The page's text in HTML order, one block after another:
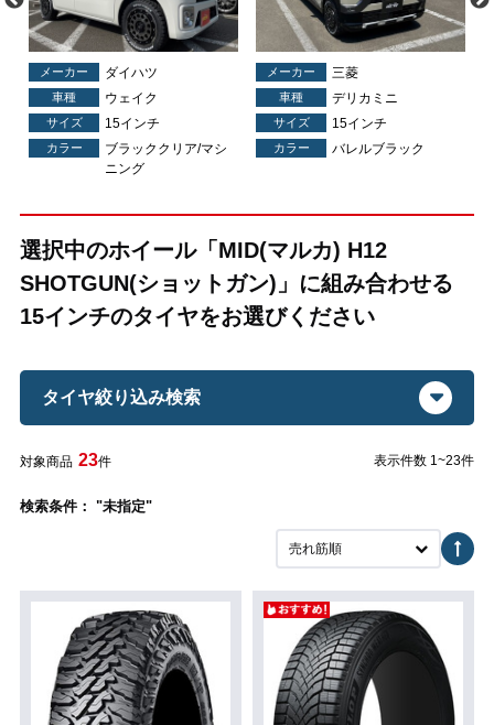
メーカー ダイハツ
車種 ウェイク
サイズ 15インチ
カラー
ブラッククリア/マシ
ニング
メーカー 三菱
車種 デリカミニ
サイズ 15インチ
カラー バレルブラック
選択中のホイール「MID(マルカ) H12
SHOTGUN(ショットガン)」に組み合わせる
15インチのタイヤをお選びください
タイヤ絞り込み検索
対象商品 23件 表示件数 1~23件
検索条件： "未指定"
売れ筋順